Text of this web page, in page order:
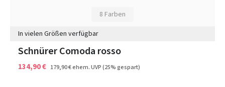
8 Farben
In vielen Größen verfügbar
Schnürer Comoda rosso
134,90 € 179,90 €ehem. UVP(25% gespart)